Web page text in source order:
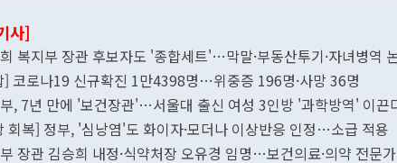
사]
복지부 장관 후보자도 '종합세트'…막말·부동산투기·자녀병역
] 코로나19 신규확진 1만4398명…위중증 196명·사망 36명
, 7년 만에 '보건장관'…서울대 출신 여성 3인방 '과학방역' 이끈
회복] 정부, '심낭염'도 화이자·모더나 이상반응 인정…소급 적용
장관 김승희 내정·식약처장 오유경 임명…보건의료·의약 전문